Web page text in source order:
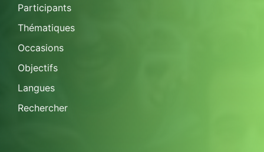
Participants
Thématiques
Occasions
Objectifs
Langues
Rechercher